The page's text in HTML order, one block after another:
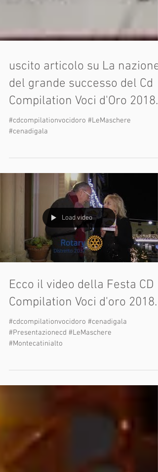
uscito articolo su La nazione
del grande successo del Cd
Compilation Voci d'Oro 2018.
#cenadigala
Load video
Ecco il video della Festa CD
Compilation Voci d'oro 2018.
#Montecatinialto